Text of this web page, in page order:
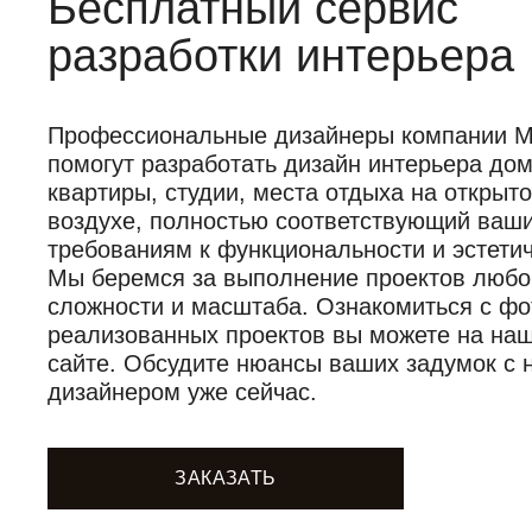
разработки интерьера
Профессиональные дизайнеры компании
помогут разработать дизайн интерьера
квартиры, студии, места отдыха на
воздухе, полностью соответствующий
требованиям к функциональности и
Мы беремся за выполнение проектов
сложности и масштаба. Ознакомиться с
реализованных проектов вы можете на
сайте. Обсудите нюансы ваших задумок с
дизайнером уже сейчас.
ЗАКАЗАТЬ